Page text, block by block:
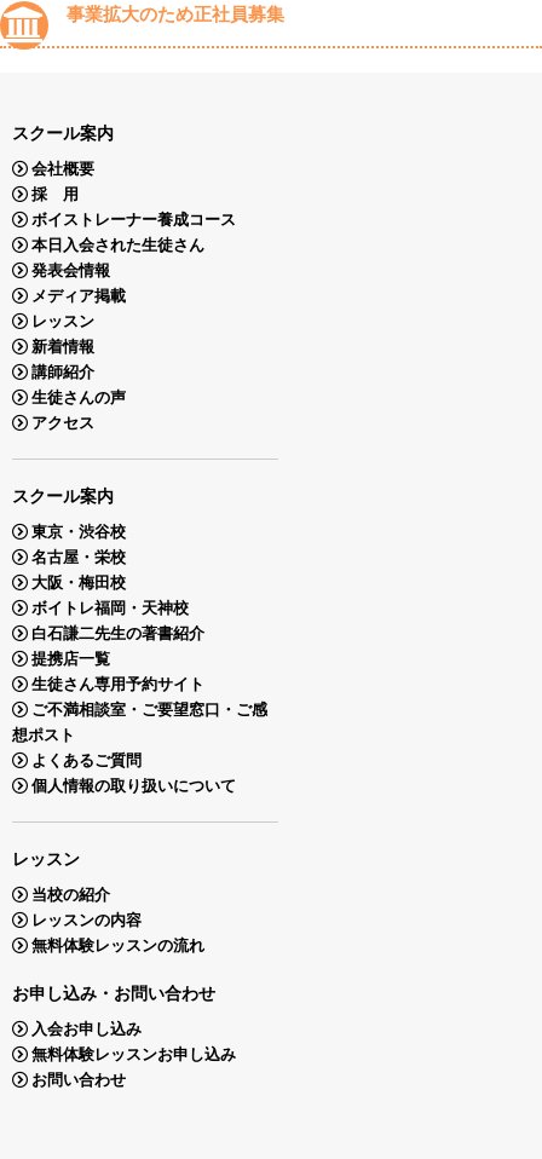
事業拡大のため正社員募集
スクール案内
会社概要
採 用
ボイストレーナー養成コース
本日入会された生徒さん
発表会情報
メディア掲載
レッスン
新着情報
講師紹介
生徒さんの声
アクセス
スクール案内
東京・渋谷校
名古屋・栄校
大阪・梅田校
ボイトレ福岡・天神校
白石謙二先生の著書紹介
提携店一覧
生徒さん専用予約サイト
ご不満相談室・ご要望窓口・ご感
想ポスト
よくあるご質問
個人情報の取り扱いについて
レッスン
当校の紹介
レッスンの内容
無料体験レッスンの流れ
お申し込み・お問い合わせ
入会お申し込み
無料体験レッスンお申し込み
お問い合わせ